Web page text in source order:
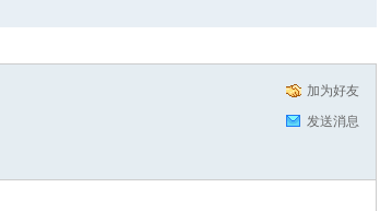
加为好友
发送消息